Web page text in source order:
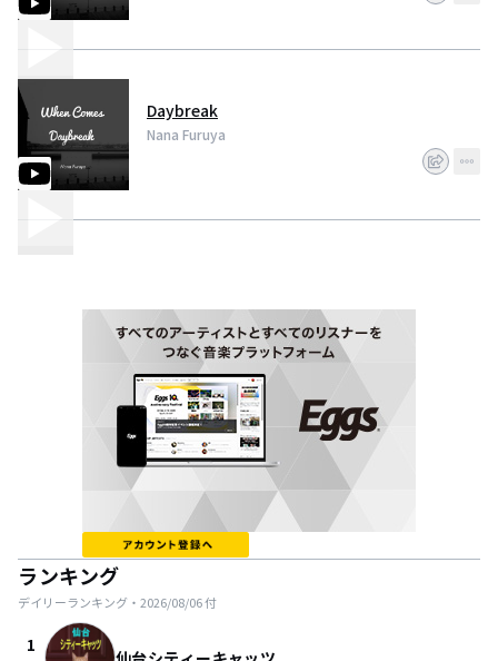
Daybreak
Nana Furuya
ランキング
デイリーランキング・ 2026/08/06付
1